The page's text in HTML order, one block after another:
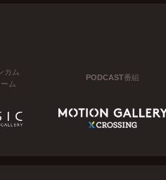
カム
ム
PODCAST番組